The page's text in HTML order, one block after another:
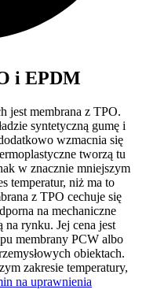
i EPDM
jest membrana z TPO.
syntetyczną gumę i
wzmacnia się
tworzą tu
w znacznie mniejszym
temperatur, niż ma to
z TPO cechuje się
na mechaniczne
na rynku. Jej cena jest
membrany PCW albo
obiektach.
zakresie temperatury,
na uprawnienia